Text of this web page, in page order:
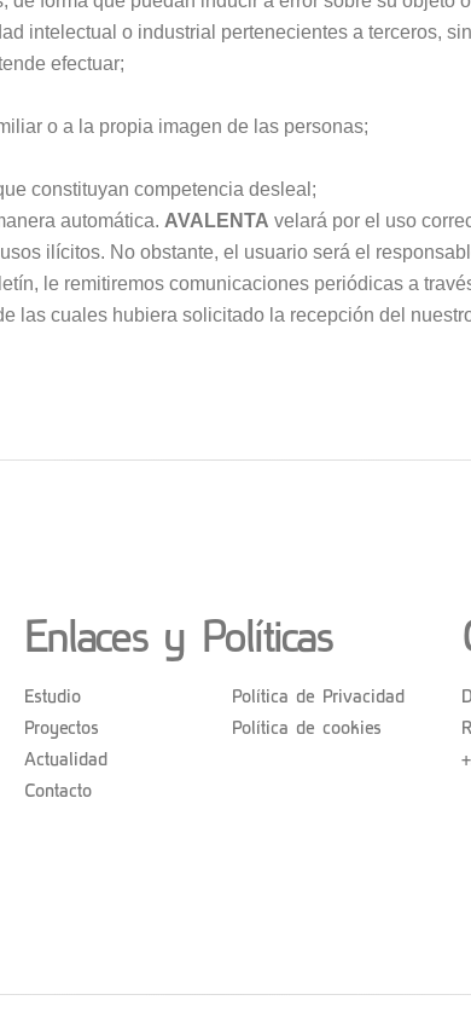
intelectual o industrial pertenecientes a terceros,
efectuar;
o a la propia imagen de las personas;
constituyan competencia desleal;
automática. AVALENTA velará por el uso
ilícitos. No obstante, el usuario será el
le remitiremos comunicaciones periódicas a
las cuales hubiera solicitado la recepción del
Enlaces y Políticas
Estudio
Proyectos
Actualidad
Contacto
Política de Privacidad
Política de cookies